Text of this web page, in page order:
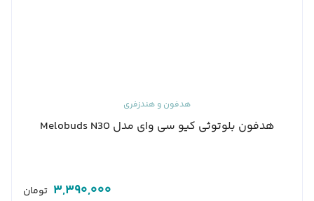
هدفون و هندزفری
هدفون بلوتوثی کیو سی وای مدل Melobuds N30
3,390,000 تومان